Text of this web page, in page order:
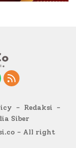
Redaksi
Siber
- All right